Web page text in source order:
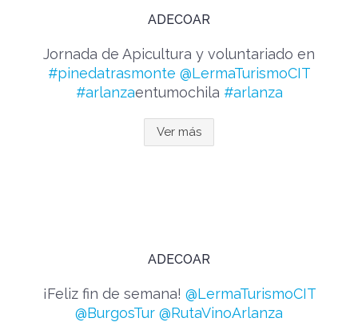
ADECOAR
Jornada de Apicultura y voluntariado en
#pinedatrasmonte @LermaTurismoCIT
#arlanzaentumochila #arlanza
Ver más
ADECOAR
¡Feliz fin de semana! @LermaTurismoCIT
@BurgosTur @RutaVinoArlanza